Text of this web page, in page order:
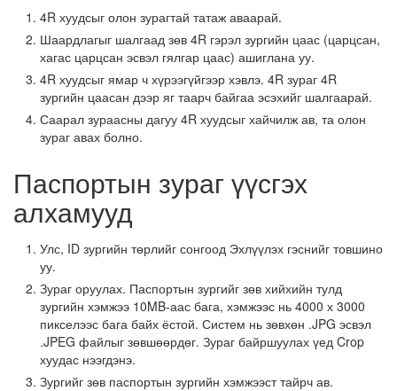
4R хуудсыг олон зурагтай татаж аваарай.
Шаардлагыг шалгаад зөв 4R гэрэл зургийн цаас (царцсан,
хагас царцсан эсвэл гялгар цаас) ашиглана уу.
4R хуудсыг ямар ч хүрээгүйгээр хэвлэ. 4R зураг 4R
зургийн цаасан дээр яг таарч байгаа эсэхийг шалгаарай.
Саарал зураасны дагуу 4R хуудсыг хайчилж ав, та олон
зураг авах болно.
Паспортын зураг үүсгэх
алхамууд
Улс, ID зургийн төрлийг сонгоод Эхлүүлэх гэснийг товшино
уу.
Зураг оруулах. Паспортын зургийг зөв хийхийн тулд
зургийн хэмжээ 10MB-аас бага, хэмжээс нь 4000 х 3000
пикселээс бага байх ёстой. Систем нь зөвхөн .JPG эсвэл
.JPEG файлыг зөвшөөрдөг. Зураг байршуулах үед Crop
хуудас нээгдэнэ.
Зургийг зөв паспортын зургийн хэмжээст тайрч ав.